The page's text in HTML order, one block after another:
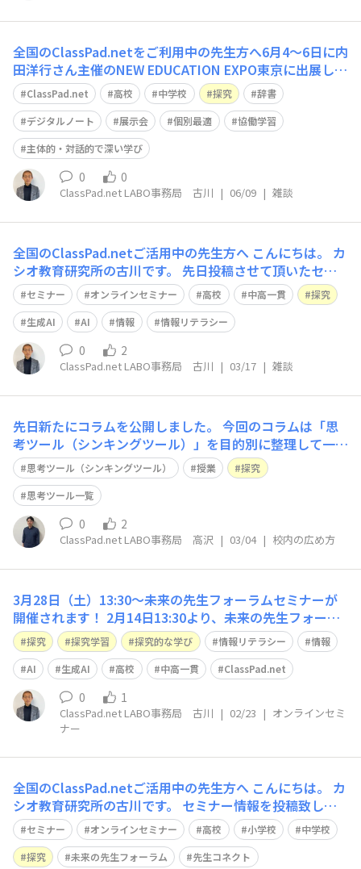
全国のClassPad.netをご利用中の先生方へ6月4～6日に内
田洋行さん主催のNEW EDUCATION EXPO東京に出展して
きました。多くの先生方や教育関係者の方々とお話させて
頂き、ClassPad.netのご紹介はもとより、それぞれの抱
える課題感や問題を理解できた場ともなりました。http
ClassPad.net 高校 中学校 探究
辞書
デジタルノート
展示会 個別最適
協働学習
主体的・対話的で深い学び
0 0
ClassPad.net LABO事務局 古川 | 06/09 | 雑談
全国のClassPad.netご活用中の先生方へ こんにちは。 カ
シオ教育研究所の古川です。 先日投稿させて頂いたセミ
ナーの日程が近づいてきましたので、 再度、ご案内させ
て頂きます。 https://fan.classpad.net/announcement
s/b57k5tt3ynncak3x
セミナー オンラインセミナー 高校 中高一貫
探究
生成AI
AI 情報 情報リテラシー
0 2
ClassPad.net LABO事務局 古川 | 03/17 | 雑談
先日新たにコラムを公開しました。 今回のコラムは「思
考ツール（シンキングツール）」を目的別に整理して一覧
で確認できるコラムです。 授業や探究の場面で「比較」
「因果」「多面的」など、どの場面でどのツールが必要か
整理したい方におすすめです。 【目的別】思考ツール
（シンキングツール）一覧 https:
思考ツール（シンキングツール） 授業
探究
思考ツール一覧
0 2
ClassPad.net LABO事務局 高沢 | 03/04 | 校内の広め方
3月28日（土）13:30～未来の先生フォーラムセミナーが
開催されます！ 2月14日13:30より、未来の先生フォーラ
ム主催のオンラインセミナーが開催されます。今回のテー
マは「生成AI時代の探究学習と情報リテラシー」です。メ
ディア教育研究室代表理事・国際大学GLOCOM客員研究
員の今度珠美先生をお迎えし、生成AI時代に求められる情
報収集・リテラシー・活用法と、生徒の主体性
探究 探究学習 探究的な学び 情報リテラシー
情報
AI
生成AI 高校 中高一貫 ClassPad.net
0 1
ClassPad.net LABO事務局 古川 | 02/23 | オンラインセミ
ナー
全国のClassPad.netご活用中の先生方へ こんにちは。 カ
シオ教育研究所の古川です。 セミナー情報を投稿致しま
した！ https://fan.classpad.net/announcements/tivk
bs3hasg7g7l2 日時 ：2月14日（土）13:30～15:10 テー
マ：誰
セミナー オンラインセミナー 高校 小学校
中学校
探究
未来の先生フォーラム 先生コネクト